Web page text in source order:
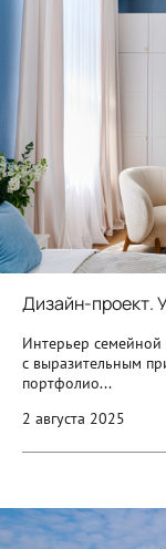
Дизайн-проект.
Интерьер семейной
с выразительным
портфолио...
2 августа 2025